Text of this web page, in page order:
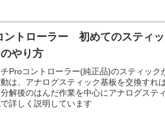
ントローラー 初めてのスティ
やり方
Proコントローラー(純正品)のスティック
は、アナログスティック基板を交換すれ
解後のはんだ作業を中心にアナログステ
詳しく説明しています